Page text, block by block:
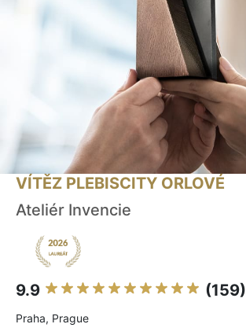
VÍTĚZ PLEBISCITY ORLOVÉ
Ateliér Invencie
9.9 (159)
Praha, Prague